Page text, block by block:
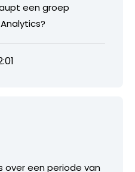
een groep
een periode van